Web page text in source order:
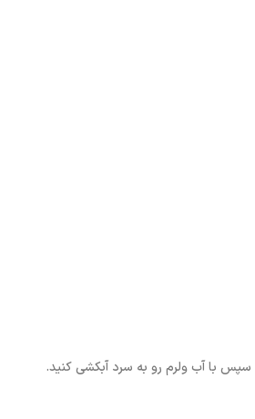
با آب ولرم رو به سرد آبکشی کنید.